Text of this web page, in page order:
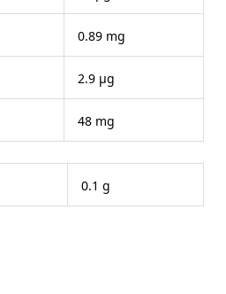
0.89 mg
2.9 μg
48 mg
0.1 g